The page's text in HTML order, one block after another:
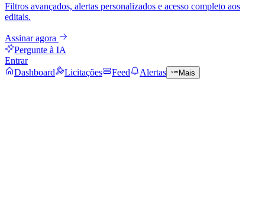
Filtros avançados, alertas personalizados e acesso completo aos
editais.
Assinar agora
Pergunte à IA
Entrar
Dashboard
Licitações Feed Alertas Mais